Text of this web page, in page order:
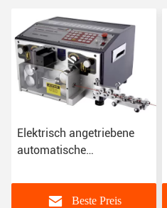
Elektrisch angetriebene
automatische
für AWG 10-28
Beste Preis